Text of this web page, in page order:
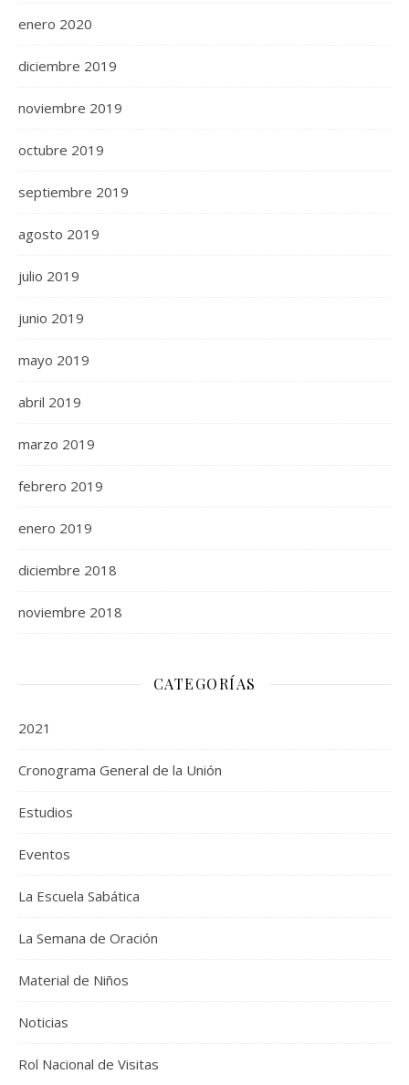
enero 2020
diciembre 2019
noviembre 2019
octubre 2019
septiembre 2019
agosto 2019
julio 2019
junio 2019
mayo 2019
abril 2019
marzo 2019
febrero 2019
enero 2019
diciembre 2018
noviembre 2018
CATEGORÍAS
2021
Cronograma General de la Unión
Estudios
Eventos
La Escuela Sabática
La Semana de Oración
Material de Niños
Noticias
Rol Nacional de Visitas